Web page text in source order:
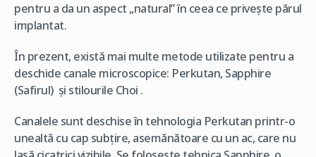
pentru a da un aspect „natural” în ceea ce privește părul
implantat.
În prezent, există mai multe metode utilizate pentru a
deschide canale microscopice: Perkutan, Sapphire
(Safirul) și stilourile Choi .
Canalele sunt deschise în tehnologia Perkutan printr-o
unealtă cu cap subțire, asemănătoare cu un ac, care nu